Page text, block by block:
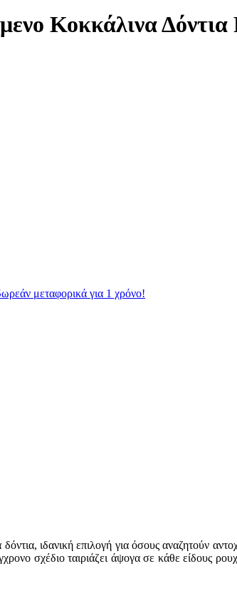
Κοκκάλινα
μεταφορικά για 1 χρόνο!
ιδανική επιλογή για όσους αναζητούν
σχέδιο ταιριάζει άψογα σε κάθε είδους